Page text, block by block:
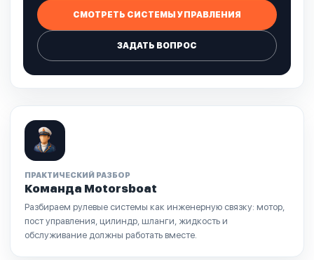
СМОТРЕТЬ СИСТЕМЫ УПРАВЛЕНИЯ
ЗАДАТЬ ВОПРОС
ПРАКТИЧЕСКИЙ РАЗБОР
Команда Motorsboat
Разбираем рулевые системы как инженерную связку: мотор,
пост управления, цилиндр, шланги, жидкость и
обслуживание должны работать вместе.